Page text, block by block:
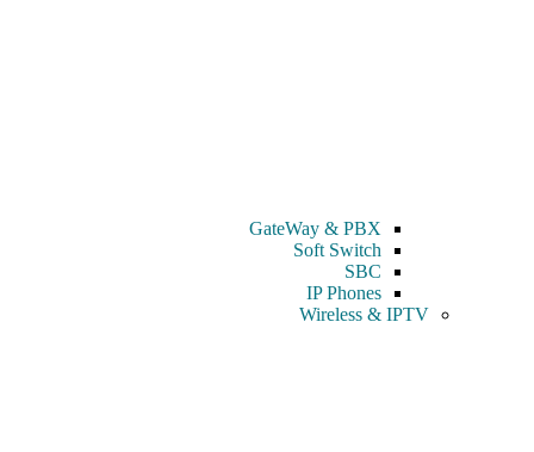
GateWay & PBX
Soft Switch
SBC
IP Phones
Wireless & IPTV